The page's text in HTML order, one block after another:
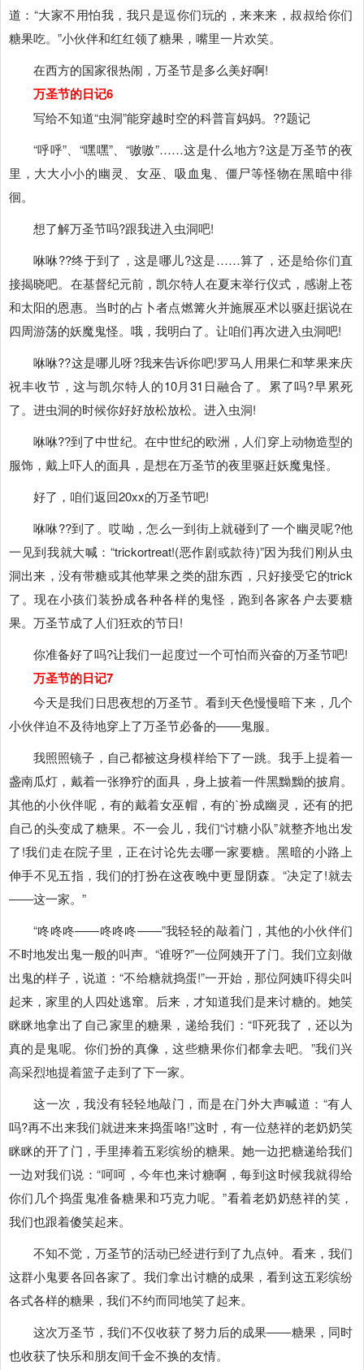
道：“大家不用怕我，我只是逗你们玩的，来来来，叔叔给你们
糖果吃。”小伙伴和红红领了糖果，嘴里一片欢笑。
在西方的国家很热闹，万圣节是多么美好啊!
万圣节的日记6
写给不知道“虫洞”能穿越时空的科普盲妈妈。??题记
“呼呼”、“嘿嘿”、“嗷嗷”……这是什么地方?这是万圣节的夜
里，大大小小的幽灵、女巫、吸血鬼、僵尸等怪物在黑暗中徘
徊。
想了解万圣节吗?跟我进入虫洞吧!
咻咻??终于到了，这是哪儿?这是……算了，还是给你们直
接揭晓吧。在基督纪元前，凯尔特人在夏末举行仪式，感谢上苍
和太阳的恩惠。当时的占卜者点燃篝火并施展巫术以驱赶据说在
四周游荡的妖魔鬼怪。哦，我明白了。让咱们再次进入虫洞吧!
咻咻??这是哪儿呀?我来告诉你吧!罗马人用果仁和苹果来庆
祝丰收节，这与凯尔特人的10月31日融合了。累了吗?早累死
了。进虫洞的时候你好好放松放松。进入虫洞!
咻咻??到了中世纪。在中世纪的欧洲，人们穿上动物造型的
服饰，戴上吓人的面具，是想在万圣节的夜里驱赶妖魔鬼怪。
好了，咱们返回20xx的万圣节吧!
咻咻??到了。哎呦，怎么一到街上就碰到了一个幽灵呢?他
一见到我就大喊：“trickortreat!(恶作剧或款待)”因为我们刚从虫
洞出来，没有带糖或其他苹果之类的甜东西，只好接受它的trick
了。现在小孩们装扮成各种各样的鬼怪，跑到各家各户去要糖
果。万圣节成了人们狂欢的节日!
你准备好了吗?让我们一起度过一个可怕而兴奋的万圣节吧!
万圣节的日记7
今天是我们日思夜想的万圣节。看到天色慢慢暗下来，几个
小伙伴迫不及待地穿上了万圣节必备的――鬼服。
我照照镜子，自己都被这身模样给下了一跳。我手上提着一
盏南瓜灯，戴着一张狰狞的面具，身上披着一件黑黝黝的披肩。
其他的小伙伴呢，有的戴着女巫帽，有的`扮成幽灵，还有的把
自己的头变成了糖果。不一会儿，我们“讨糖小队”就整齐地出发
了!我们走在院子里，正在讨论先去哪一家要糖。黑暗的小路上
伸手不见五指，我们的打扮在这夜晚中更显阴森。“决定了!就去
――这一家。”
“咚咚咚――咚咚咚――”我轻轻的敲着门，其他的小伙伴们
不时地发出鬼一般的叫声。“谁呀?”一位阿姨开了门。我们立刻做
出鬼的样子，说道：“不给糖就捣蛋!”一开始，那位阿姨吓得尖叫
起来，家里的人四处逃窜。后来，才知道我们是来讨糖的。她笑
眯眯地拿出了自己家里的糖果，递给我们：“吓死我了，还以为
真的是鬼呢。你们扮的真像，这些糖果你们都拿去吧。”我们兴
高采烈地提着篮子走到了下一家。
这一次，我没有轻轻地敲门，而是在门外大声喊道：“有人
吗?再不出来我们就进来来捣蛋咯!”这时，有一位慈祥的老奶奶笑
眯眯的开了门，手里捧着五彩缤纷的糖果。她一边把糖递给我们
一边对我们说：“呵呵，今年也来讨糖啊，每到这时候我就得给
你们几个捣蛋鬼准备糖果和巧克力呢。”看着老奶奶慈祥的笑，
我们也跟着傻笑起来。
不知不觉，万圣节的活动已经进行到了九点钟。看来，我们
这群小鬼要各回各家了。我们拿出讨糖的成果，看到这五彩缤纷
各式各样的糖果，我们不约而同地笑了起来。
这次万圣节，我们不仅收获了努力后的成果――糖果，同时
也收获了快乐和朋友间千金不换的友情。